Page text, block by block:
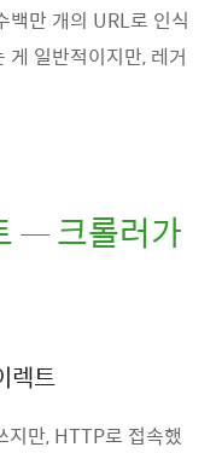
백만 개의 URL로 인식
일반적이지만, 레거
— 크롤러가
렉트
만, HTTP로 접속했